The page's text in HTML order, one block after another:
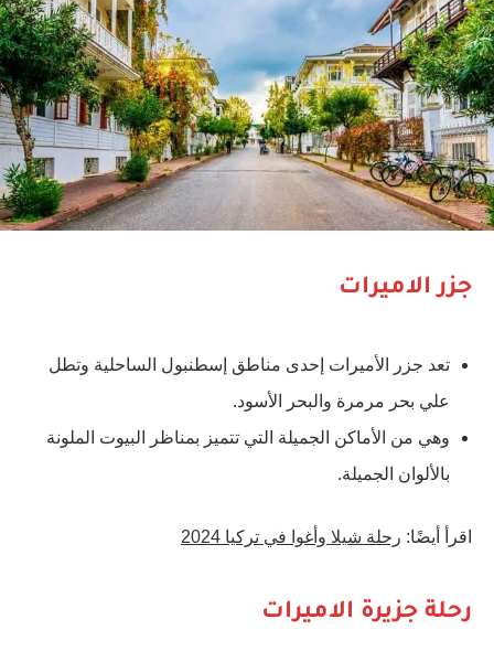
جزر الاميرات
تعد جزر الأميرات إحدى مناطق إسطنبول الساحلية وتطل
علي بحر مرمرة والبحر الأسود.
وهي من الأماكن الجميلة التي تتميز بمناظر البيوت الملونة
بالألوان الجميلة.
اقرأ أيضًا: رحلة شيلا وأغوا في تركيا 2024
رحلة جزيرة الاميرات